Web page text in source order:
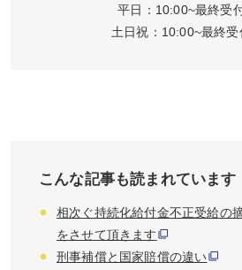
平日：10:00~最終受
土日祝：10:00~最終
こんな記事も読まれています
相次ぐ持続化給付金不正受給の
をさせて頂きます
刑事補償と国家賠償の違い